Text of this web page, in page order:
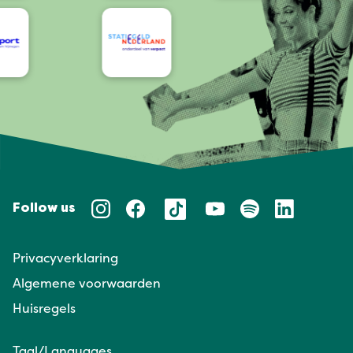
Follow us
Privacyverklaring
Algemene voorwaarden
Huisregels